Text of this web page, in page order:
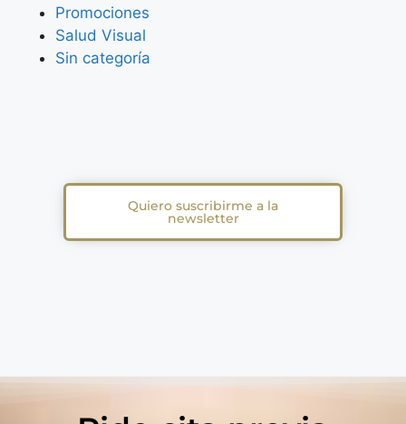
Promociones
Salud Visual
Sin categoría
Quiero suscribirme a la
newsletter